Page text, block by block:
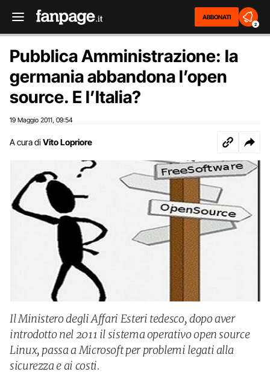
ABBONATI
2
Pubblica Amministrazione: la
germania abbandona l’open
source. E l’Italia?
19 Maggio 2011 09:54
A cura di Vito Lopriore
Il Ministero degli Affari Esteri tedesco, dopo aver
introdotto nel 2011 il sistema operativo open source
Linux, passa a Microsoft per problemi legati alla
sicurezza e ai costi.